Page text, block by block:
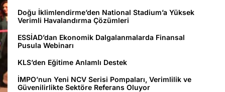
Doğu İklimlendirme’den National Stadium’a Yüksek
Verimli Havalandırma Çözümleri
ESSİAD’dan Ekonomik Dalgalanmalarda Finansal
Pusula Webinarı
KLS’den Eğitime Anlamlı Destek
İMPO’nun Yeni NCV Serisi Pompaları, Verimlilik ve
Güvenilirlikte Sektöre Referans Oluyor